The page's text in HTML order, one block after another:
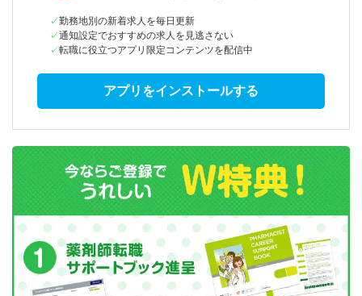
勤務地別の新着求人を毎日更新
通知設定でおすすめの求人を見逃さない
転職に役立つアプリ限定コンテンツを配信中
アプリをインストールする